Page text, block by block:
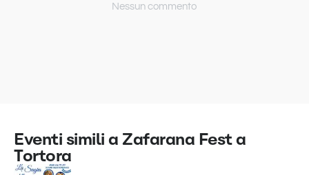
Nessun commento
Eventi simili a Zafarana Fest a
Tortora